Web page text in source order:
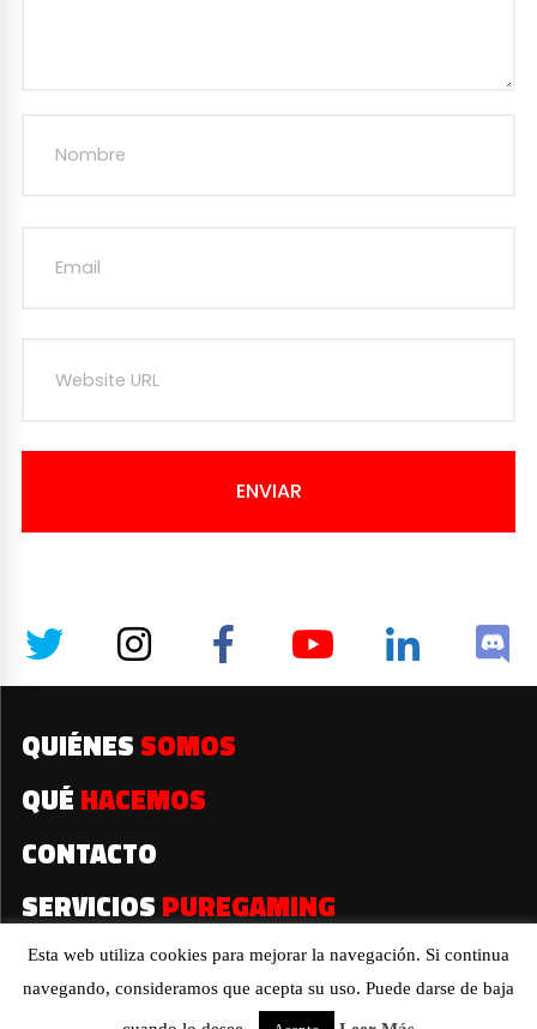
ENVIAR
QUIÉNES SOMOS
QUÉ HACEMOS
CONTACTO
SERVICIOS PUREGAMING
2019© Todos los derechos reservados
Esta web utiliza cookies para mejorar la navegación. Si continua
navegando, consideramos que acepta su uso. Puede darse de baja